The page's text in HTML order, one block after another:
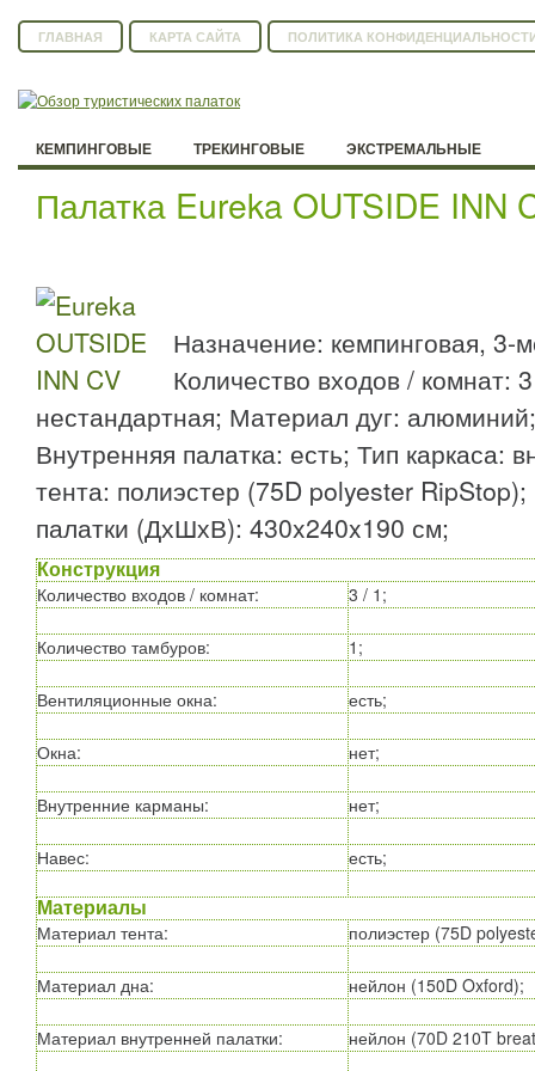
ГЛАВНАЯ КАРТА САЙТА ПОЛИТИКА
КЕМПИНГОВЫЕ ТРЕКИНГОВЫЕ ЭКСТРЕМАЛЬНЫЕ
Палатка Eureka OUTSIDE INN
Назначение: кемпинговая, 3-
Количество входов / комнат:
нестандартная; Материал дуг:
Внутренняя палатка: есть; Тип каркаса:
тента: полиэстер (75D polyester
палатки (ДхШхВ): 430x240x190 см;
Конструкция
Количество входов / комнат: 3 / 1;
Количество тамбуров: 1;
Вентиляционные окна: есть;
Окна: нет;
Внутренние карманы: нет;
Навес: есть;
Материалы
Материал тента: полиэстер (75D
Материал дна: нейлон (150D Oxford);
Материал внутренней палатки: нейлон (70D 210T